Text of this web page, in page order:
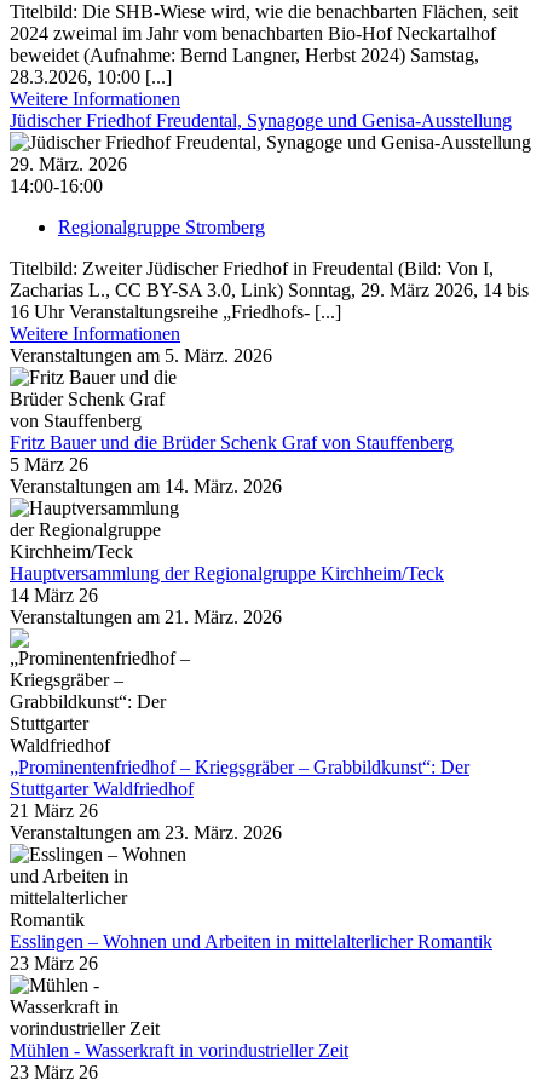
Titelbild: Die SHB-Wiese wird, wie die benachbarten Flächen, seit
2024 zweimal im Jahr vom benachbarten Bio-Hof Neckartalhof
beweidet (Aufnahme: Bernd Langner, Herbst 2024) Samstag,
28.3.2026, 10:00 [...]
Weitere Informationen
Jüdischer Friedhof Freudental, Synagoge und Genisa-Ausstellung
29. März. 2026
14:00-16:00
Regionalgruppe Stromberg
Titelbild: Zweiter Jüdischer Friedhof in Freudental (Bild: Von I,
Zacharias L., CC BY-SA 3.0, Link) Sonntag, 29. März 2026, 14 bis
16 Uhr Veranstaltungsreihe „Friedhofs- [...]
Weitere Informationen
Veranstaltungen am 5. März. 2026
Fritz Bauer und die Brüder Schenk Graf von Stauffenberg
5 März 26
Veranstaltungen am 14. März. 2026
Hauptversammlung der Regionalgruppe Kirchheim/Teck
14 März 26
Veranstaltungen am 21. März. 2026
„Prominentenfriedhof – Kriegsgräber – Grabbildkunst“: Der
Stuttgarter Waldfriedhof
21 März 26
Veranstaltungen am 23. März. 2026
Esslingen – Wohnen und Arbeiten in mittelalterlicher Romantik
23 März 26
Mühlen - Wasserkraft in vorindustrieller Zeit
23 März 26